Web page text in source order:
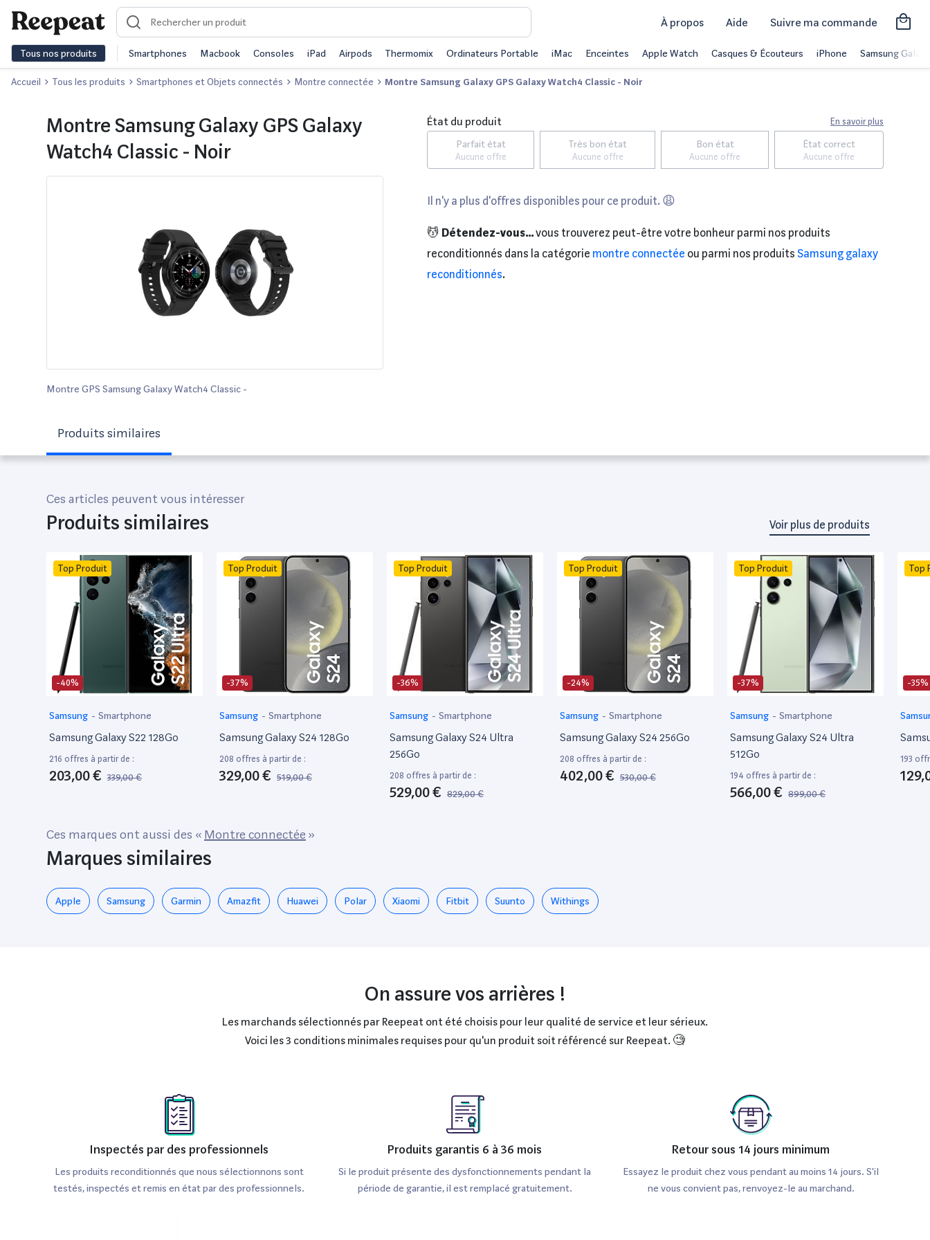
À propos Aide Suivre ma commande
Tous nos produits Smartphones Macbook Consoles iPad Airpods Thermomix Ordinateurs Portable iMac Enceintes Apple Watch Casques & Écouteurs iPhone Samsung Galaxy
Accueil Tous les produits Smartphones et Objets connectés Montre connectée Montre Samsung Galaxy GPS Galaxy Watch4 Classic - Noir
Montre Samsung Galaxy GPS Galaxy
Watch4 Classic - Noir
Montre GPS Samsung Galaxy Watch4 Classic -
État du produit En savoir plus
Parfait état
Aucune offre
Très bon état
Aucune offre
Bon état
Aucune offre
État correct
Aucune offre
Il n'y a plus d'offres disponibles pour ce produit. 😩
💆 Détendez-vous...vous trouverez peut-être votre bonheur parmi nos produits
reconditionnés dans la catégorie montre connectée ou parmi nos produits Samsung galaxy
reconditionnés.
Produits similaires
Ces articles peuvent vous intéresser
Produits similaires Voir plus de produits
-40%
Top Produit
Samsung - Smartphone
Samsung Galaxy S22 128Go
216 offres à partir de :
203,00 € 339,00 €
-37%
Top Produit
Samsung - Smartphone
Samsung Galaxy S24 128Go
208 offres à partir de :
329,00 € 519,00 €
-36%
Top Produit
Samsung - Smartphone
Samsung Galaxy S24 Ultra
256Go
208 offres à partir de :
529,00 € 829,00 €
-24%
Top Produit
Samsung - Smartphone
Samsung Galaxy S24 256Go
208 offres à partir de :
402,00 € 530,00 €
-37%
Top Produit
Samsung - Smartphone
Samsung Galaxy S24 Ultra
512Go
194 offres à partir de :
566,00 € 899,00 €
-35%
Top
193
Ces marques ont aussi des « Montre connectée »
Marques similaires
Apple Samsung Garmin Amazfit Huawei Polar Xiaomi Fitbit Suunto Withings
On assure vos arrières !
Les marchands sélectionnés par Reepeat ont été choisis pour leur qualité de service et leur sérieux.
Voici les 3 conditions minimales requises pour qu'un produit soit référencé sur Reepeat. 🧐
Inspectés par des professionnels
Les produits reconditionnés que nous sélectionnons sont
testés, inspectés et remis en état par des professionnels.
Produits garantis 6 à 36 mois
Si le produit présente des dysfonctionnements pendant la
période de garantie, il est remplacé gratuitement.
Retour sous 14 jours minimum
Essayez le produit chez vous pendant au moins 14 jours. S'il
ne vous convient pas, renvoyez-le au marchand.